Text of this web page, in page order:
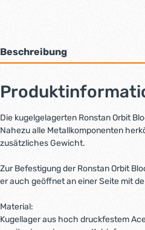
Beschreibung
Die kugelgelagerten Ronstan Orbit
Nahezu alle Metallkomponenten
zusätzliches Gewicht.
Zur Befestigung der Ronstan Orbit
er auch geöffnet an einer Seite mit
Material:
Kugellager aus hoch druckfestem